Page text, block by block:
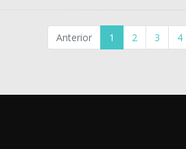
Anterior 1 2 3 4